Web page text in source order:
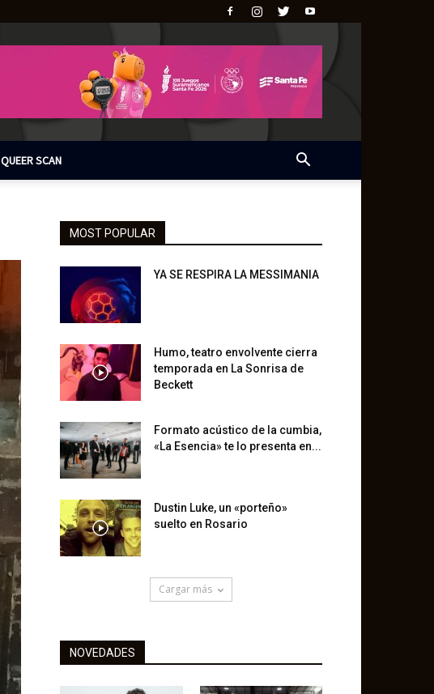
QUEER SCAN
MOST POPULAR
YA SE RESPIRA LA MESSIMANIA
Humo, teatro envolvente cierra
temporada en La Sonrisa de
Beckett
Formato acústico de la cumbia,
«La Esencia» te lo presenta en...
Dustin Luke, un «porteño»
suelto en Rosario
Cargar más
NOVEDADES